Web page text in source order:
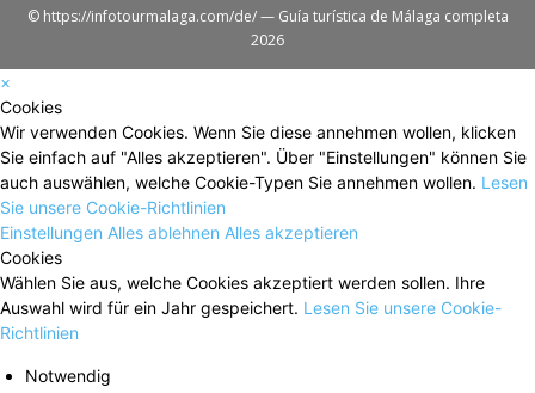
© https://infotourmalaga.com/de/ — Guía turística de Málaga completa
2026
×
Cookies
Wir verwenden Cookies. Wenn Sie diese annehmen wollen, klicken
Sie einfach auf "Alles akzeptieren". Über "Einstellungen" können Sie
auch auswählen, welche Cookie-Typen Sie annehmen wollen. Lesen
Sie unsere Cookie-Richtlinien
Einstellungen Alles ablehnen Alles akzeptieren
Cookies
Wählen Sie aus, welche Cookies akzeptiert werden sollen. Ihre
Auswahl wird für ein Jahr gespeichert. Lesen Sie unsere Cookie-
Richtlinien
Notwendig